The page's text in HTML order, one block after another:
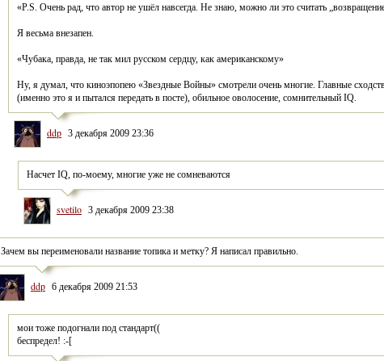
«P.S. Очень рад, что автор не ушёл навсегда. Не знаю, можно ли это считать
Я весьма внезапен.
«Чубака, правда, не так мил русском сердцу, как американскому»
Ну, я думал, что киноэпопею «Звездные Войны» смотрели очень многие. Главные
(именно это я и пытался передать в посте), обильное оволосение, сомнительный IQ.
ddp 3 декабря 2009 23:36
Насчет IQ, по-моему, многие уже не сомневаются
svetilo 3 декабря 2009 23:38
Зачем вы переименовали название топика и метку? Я написал правильно.
ddp 6 декабря 2009 21:53
мои тоже подогнали под стандарт((
беспредел! :-[